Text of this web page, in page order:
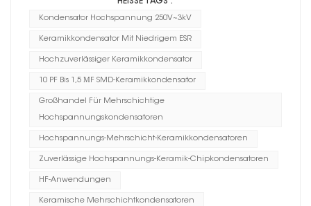
HEISSE TAGS :
Kondensator Hochspannung 250V~3kV
Keramikkondensator Mit Niedrigem ESR
Hochzuverlässiger Keramikkondensator
10 PF Bis 1,5 ΜF SMD-Keramikkondensator
Großhandel Für Mehrschichtige
Hochspannungskondensatoren
Hochspannungs-Mehrschicht-Keramikkondensatoren
Zuverlässige Hochspannungs-Keramik-Chipkondensatoren
HF-Anwendungen
Keramische Mehrschichtkondensatoren